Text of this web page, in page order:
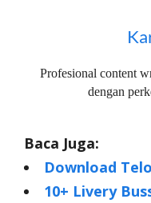
Profesional content
dengan
Baca Juga:
Download
10+ Livery